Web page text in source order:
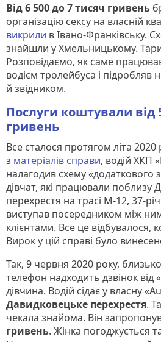
Від 6 500 до 7 тисяч гривень
організацію сексу на власній
викрили в Івано-Франківську.
знайшли у Хмельницькому.
Розповідаємо, як саме
водієм тролейбуса і підробляв
й звідником.
Послуги коштували від
гривень
Все сталося протягом літа 2020
з матеріалів справи, водій ХКП
налагодив схему «додаткового
дівчат, які працювали поблизу
перехрестя на трасі М-12, 37-
виступав посередником між
клієнтами. Все це відбувалося,
Вирок у цій справі було
Так, 9 червня 2020 року,
телефон надходить дзвінок від
дівчина. Водій сідає у власну
Давидковецьке перехрестя.
чекала знайома. Він
гривень. Жінка погоджується